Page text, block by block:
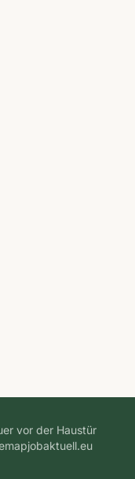
vor der Haustür
jobaktuell.eu